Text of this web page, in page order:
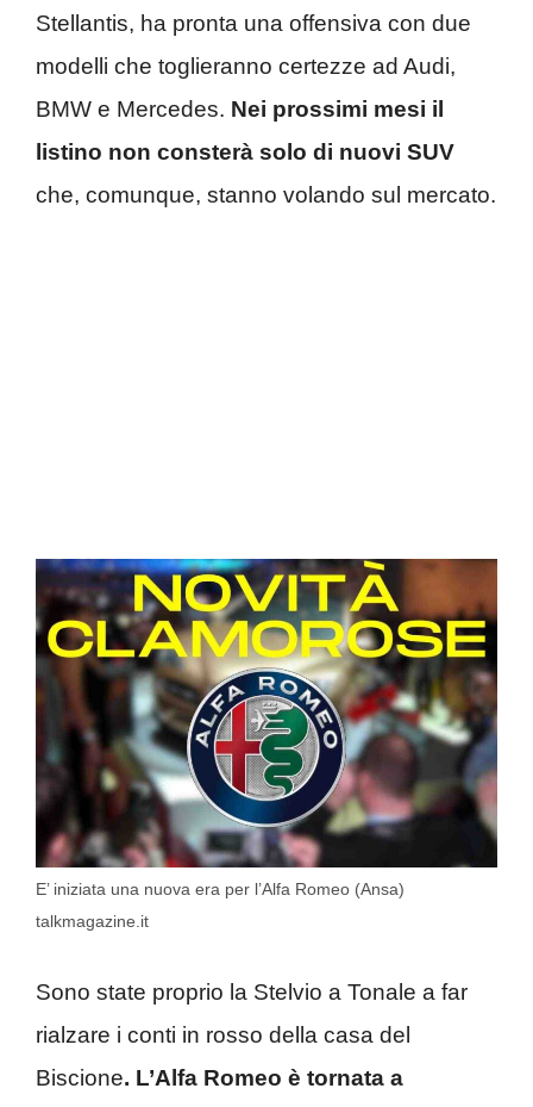
Stellantis, ha pronta una offensiva con due
modelli che toglieranno certezze ad Audi,
BMW e Mercedes. Nei prossimi mesi il
listino non consterà solo di nuovi SUV
che, comunque, stanno volando sul mercato.
E’ iniziata una nuova era per l’Alfa Romeo (Ansa)
talkmagazine.it
Sono state proprio la Stelvio a Tonale a far
rialzare i conti in rosso della casa del
Biscione. L’Alfa Romeo è tornata a